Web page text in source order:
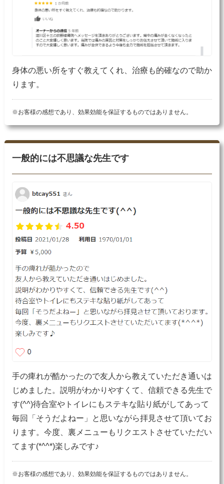
身体の悪い所をすぐ教えてくれ、治療も的確なので助か
ります。
※お客様の感想であり、効果効能を保証するものではありません。
一般的には不思議な先生です
手の痺れが酷かったので友人から教えていただき通いは
じめました。説明がわかりやすくて、信頼できる先生で
す(^^)待合室やトイレにもステキな貼り紙がしてあって
毎回「そうだよねー」と思いながら拝見させて頂いてお
ります。今度、裏メニューもリクエストさせていただい
てます(*^^*)楽しみです♪
※お客様の感想であり、効果効能を保証するものではありません。